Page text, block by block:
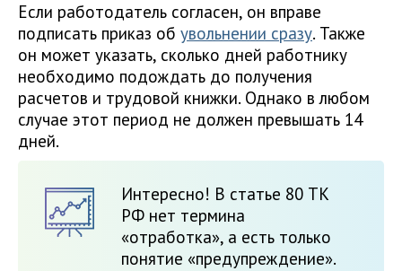
Если работодатель согласен, он вправе
подписать приказ об увольнении сразу. Также
он может указать, сколько дней работнику
необходимо подождать до получения
расчетов и трудовой книжки. Однако в любом
случае этот период не должен превышать 14
дней.
Интересно! В статье 80 ТК
РФ нет термина
«отработка», а есть только
понятие «предупреждение».